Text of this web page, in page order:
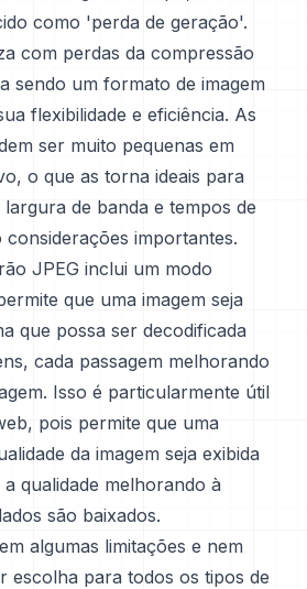
como 'perda de geração'.
com perdas da compressão
sendo um formato de imagem
flexibilidade e eficiência. As
ser muito pequenas em
o que as torna ideais para
de banda e tempos de
importantes.
JPEG inclui um modo
que uma imagem seja
que possa ser decodificada
cada passagem melhorando
Isso é particularmente útil
pois permite que uma
da imagem seja exibida
qualidade melhorando à
são baixados.
algumas limitações e nem
escolha para todos os tipos de